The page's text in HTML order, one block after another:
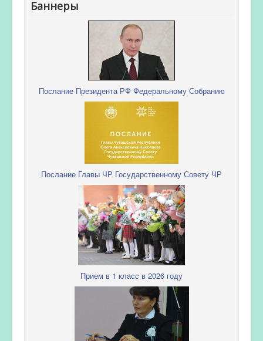
Баннеры
Послание Президента РФ Федеральному Собранию
Послание Главы ЧР Государственному Совету ЧР
Прием в 1 класс в 2026 году